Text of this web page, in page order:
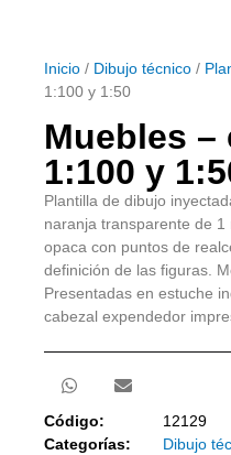
Inicio / Dibujo técnico /
1:100 y 1:50
Muebles –
1:100 y
Plantilla de dibujo
naranja transparente de
opaca con puntos de
definición de las figuras.
Presentadas en estuche
cabezal expendedor
Código:
12129
Categorías:
Dibujo